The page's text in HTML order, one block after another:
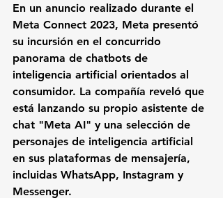
En un anuncio realizado durante el
Meta Connect 2023, Meta presentó
su incursión en el concurrido
panorama de chatbots de
inteligencia artificial orientados al
consumidor. La compañía reveló que
está lanzando su propio asistente de
chat "Meta AI" y una selección de
personajes de inteligencia artificial
en sus plataformas de mensajería,
incluidas WhatsApp, Instagram y
Messenger.